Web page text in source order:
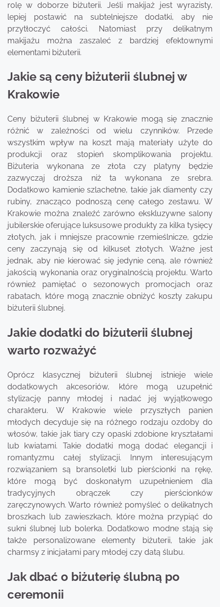
rolę w doborze biżuterii. Jeśli makijaż jest wyrazisty,
lepiej postawić na subtelniejsze dodatki, aby nie
przytłoczyć całości. Natomiast przy delikatnym
makijażu można zaszaleć z bardziej efektownymi
elementami biżuterii.
Jakie są ceny biżuterii ślubnej w
Krakowie
Ceny biżuterii ślubnej w Krakowie mogą się znacznie
różnić w zależności od wielu czynników. Przede
wszystkim wpływ na koszt mają materiały użyte do
produkcji oraz stopień skomplikowania projektu.
Biżuteria wykonana ze złota czy platyny będzie
zazwyczaj droższa niż ta wykonana ze srebra.
Dodatkowo kamienie szlachetne, takie jak diamenty czy
rubiny, znacząco podnoszą cenę całego zestawu. W
Krakowie można znaleźć zarówno ekskluzywne salony
jubilerskie oferujące luksusowe produkty za kilka tysięcy
złotych, jak i mniejsze pracownie rzemieślnicze, gdzie
ceny zaczynają się od kilkuset złotych. Ważne jest
jednak, aby nie kierować się jedynie ceną, ale również
jakością wykonania oraz oryginalnością projektu. Warto
również pamiętać o sezonowych promocjach oraz
rabatach, które mogą znacznie obniżyć koszty zakupu
biżuterii ślubnej.
Jakie dodatki do biżuterii ślubnej
warto rozważyć
Oprócz klasycznej biżuterii ślubnej istnieje wiele
dodatkowych akcesoriów, które mogą uzupełnić
stylizację panny młodej i nadać jej wyjątkowego
charakteru. W Krakowie wiele przyszłych panien
młodych decyduje się na różnego rodzaju ozdoby do
włosów, takie jak tiary czy opaski zdobione kryształami
lub kwiatami. Takie dodatki mogą dodać elegancji i
romantyzmu całej stylizacji. Innym interesującym
rozwiązaniem są bransoletki lub pierścionki na rękę,
które mogą być doskonałym uzupełnieniem dla
tradycyjnych obrączek czy pierścionków
zaręczynowych. Warto również pomyśleć o delikatnych
broszkach lub zawieszkach, które można przypiąć do
sukni ślubnej lub bolerka. Dodatkowo modne stają się
także personalizowane elementy biżuterii, takie jak
charmsy z inicjałami pary młodej czy datą ślubu.
Jak dbać o biżuterię ślubną po
ceremonii